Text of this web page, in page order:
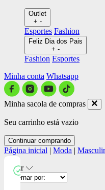
Outlet
+ -
Esportes Fashion
Feliz Dia dos Pais
+ -
Fashion Esportes
Minha conta Whatsapp
Minha sacola de compras
Seu carrinho está vazio
Continuar comprando
Página inicial | Moda |
Filtrar